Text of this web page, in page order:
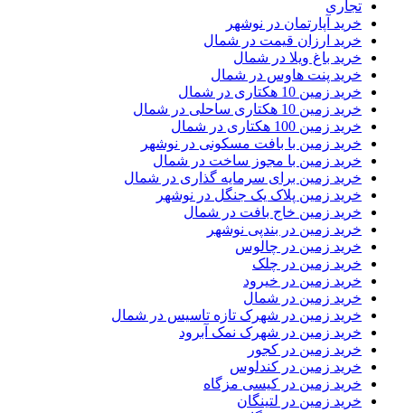
تجاری
خرید آپارتمان در نوشهر
خرید ارزان قیمت در شمال
خرید باغ ویلا در شمال
خرید پنت هاوس در شمال
خرید زمین 10 هکتاری در شمال
خرید زمین 10 هکتاری ساحلی در شمال
خرید زمین 100 هکتاری در شمال
خرید زمین با بافت مسکونی در نوشهر
خرید زمین با مجوز ساخت در شمال
خرید زمین برای سرمایه گذاری در شمال
خرید زمین پلاک یک جنگل در نوشهر
خرید زمین خاج بافت در شمال
خرید زمین در بندپی نوشهر
خرید زمین در چالوس
خرید زمین در چلک
خرید زمین در خیرود
خرید زمین در شمال
خرید زمین در شهرک تازه تاسیس در شمال
خرید زمین در شهرک نمک آبرود
خرید زمین در کجور
خرید زمین در کندلوس
خرید زمین در کیسی مزگاه
خرید زمین در لتینگان